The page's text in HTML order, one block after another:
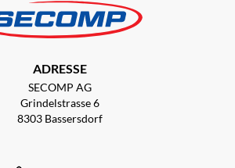
ADRESSE
SECOMP AG
Grindelstrasse 6
8303 Bassersdorf